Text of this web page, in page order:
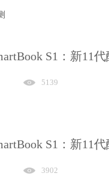
S1：新11
5139
S1：新11
3902